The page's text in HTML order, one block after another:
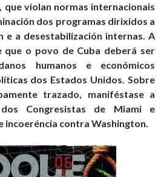
que violan normas internacionais
dos programas dirixidos a
e a desestabilización internas. A
que o povo de Cuba deberá ser
humanos e económicos
dos Estados Unidos. Sobre
trazado, maniféstase a
Congresistas de Miami e
incoeréncia contra Washington.